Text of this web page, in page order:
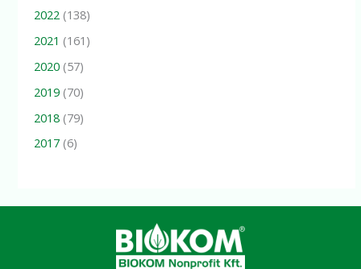
2022 (138)
2021 (161)
2020 (57)
2019 (70)
2018 (79)
2017 (6)